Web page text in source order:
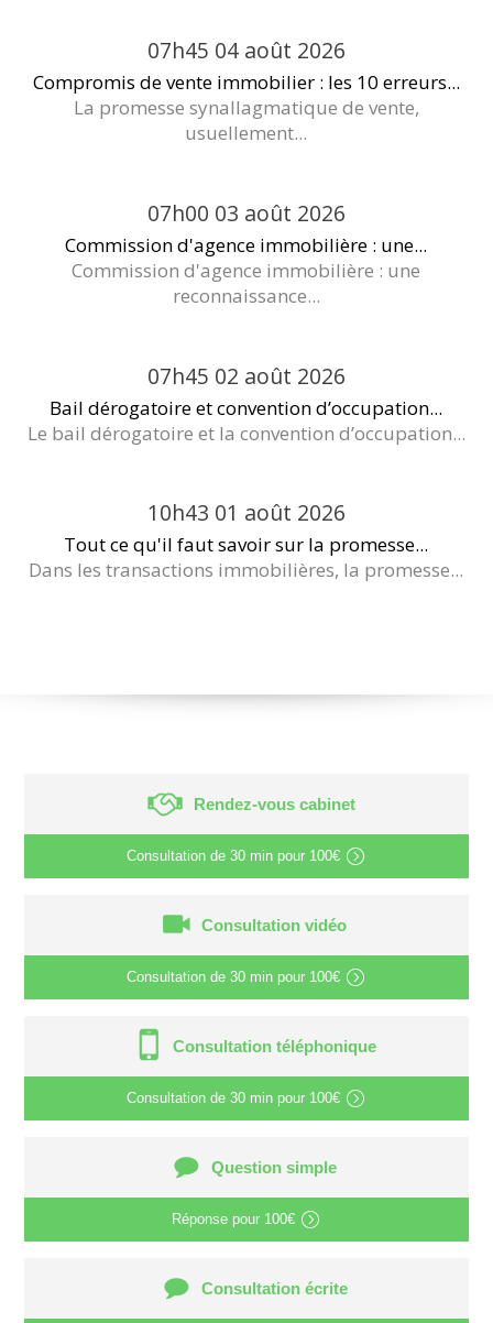
07h45 04 août 2026
Compromis de vente immobilier : les 10 erreurs...
La promesse synallagmatique de vente,
usuellement...
07h00 03 août 2026
Commission d'agence immobilière : une...
Commission d'agence immobilière : une
reconnaissance...
07h45 02 août 2026
Bail dérogatoire et convention d’occupation...
Le bail dérogatoire et la convention d’occupation...
10h43 01 août 2026
Tout ce qu'il faut savoir sur la promesse...
Dans les transactions immobilières, la promesse...
Rendez-vous cabinet
Consultation de 30 min pour 100€
Consultation vidéo
Consultation de 30 min pour 100€
Consultation téléphonique
Consultation de 30 min pour 100€
Question simple
Réponse pour 100€
Consultation écrite